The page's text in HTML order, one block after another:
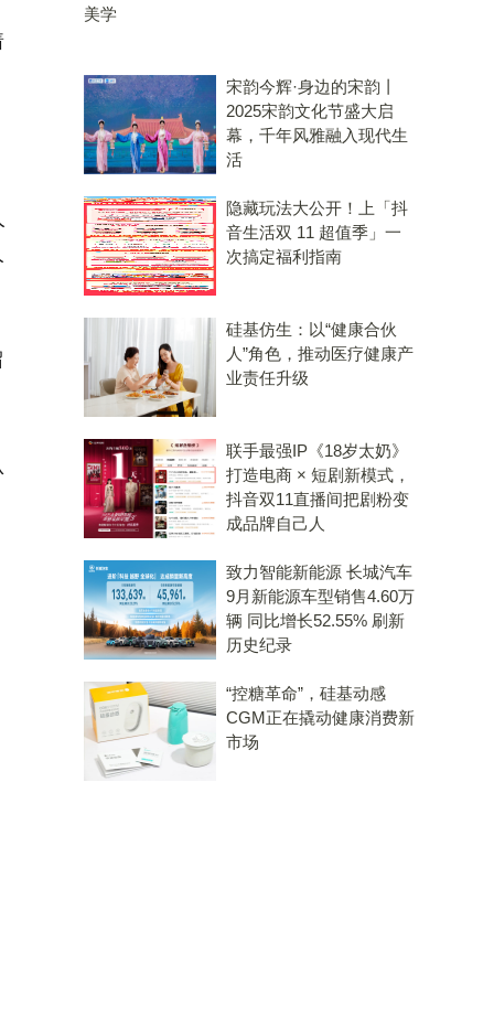
宋韵今辉·身边的宋韵丨
2025宋韵文化节盛大启
幕，千年风雅融入现代生
活
隐藏玩法大公开！上「抖
音生活双 11 超值季」一
次搞定福利指南
硅基仿生：以“健康合伙
人”角色，推动医疗健康产
业责任升级
联手最强IP《18岁太奶》
打造电商 × 短剧新模式，
抖音双11直播间把剧粉变
成品牌自己人
致力智能新能源 长城汽车
9月新能源车型销售4.60万
辆 同比增长52.55% 刷新
历史纪录
“控糖革命”，硅基动感
CGM正在撬动健康消费新
市场